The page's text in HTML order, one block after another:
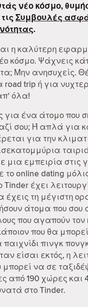
νέο κόσμο,
Συμβουλές
.
η καλύτερη
κόσμο. Ψάχνεις
Μην ανησυχείς.
road trip ή για
όλα!
για ένα άτομο που
σου; Ή απλά για
για την
μια εμπειρία στις
το online dating
Tinder έχει
έχεις τη μέγιστη
άτομα που σου
που αγαπούν
που θα
πινγκ
είσαι εκτός, η
μπορεί να σε
από 190 χώρες
στο Tinder.